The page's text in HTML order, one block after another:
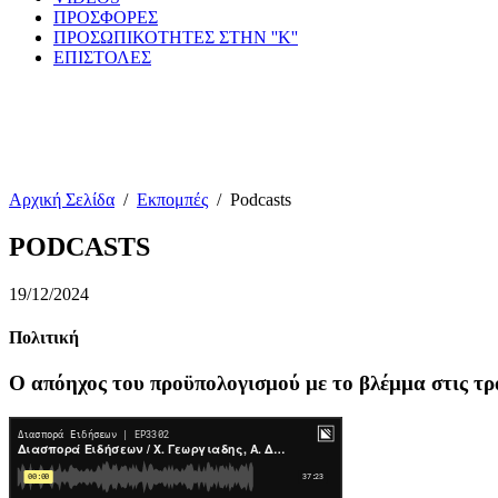
ΠΡΟΣΦΟΡΕΣ
ΠΡΟΣΩΠΙΚΟΤΗΤΕΣ ΣΤΗΝ ''Κ''
ΕΠΙΣΤΟΛΕΣ
Αρχική Σελίδα / Εκπομπές / Podcasts
PODCASTS
19/12/2024
Πολιτική
Ο απόηχος του προϋπολογισμού με το βλέμμα στις